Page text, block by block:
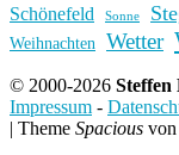
Schönefeld Sonne
Weihnachten Wetter
© 2000-2026 Steffen
Impressum -
| Theme Spacious